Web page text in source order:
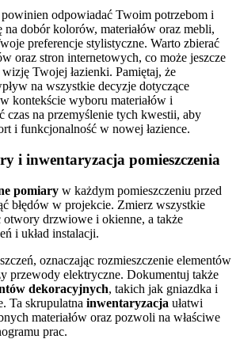
powinien odpowiadać Twoim potrzebom i
na dobór kolorów, materiałów oraz mebli,
preferencje stylistyczne. Warto zbierać
oraz stron internetowych, co może jeszcze
Twojej łazienki. Pamiętaj, że
na wszystkie decyzje dotyczące
kontekście wyboru materiałów i
czas na przemyślenie tych kwestii, aby
i funkcjonalność w nowej łazience.
i inwentaryzacja pomieszczenia
pomiary w każdym pomieszczeniu przed
błędów w projekcie. Zmierz wszystkie
otwory drzwiowe i okienne, a także
i układ instalacji.
oznaczając rozmieszczenie elementów
przewody elektryczne. Dokumentuj także
dekoracyjnych, takich jak gniazdka i
Ta skrupulatna inwentaryzacja ułatwi
materiałów oraz pozwoli na właściwe
prac.